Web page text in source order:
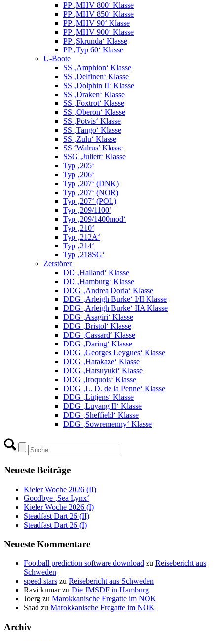
PP ‚MHV 800‘ Klasse
PP ‚MHV 850‘ Klasse
PP ‚MHV 90‘ Klasse
PP ‚MHV 900‘ Klasse
PP ‚Skrunda‘ Klasse
PP ‚Typ 60‘ Klasse
U-Boote
SS ‚Amphion‘ Klasse
SS ‚Delfinen‘ Klasse
SS ‚Dolphin II‘ Klasse
SS ‚Draken‘ Klasse
SS ‚Foxtrot‘ Klasse
SS ‚Oberon‘ Klasse
SS ‚Potvis‘ Klasse
SS ‚Tango‘ Klasse
SS ‚Zulu‘ Klasse
SS ‘Walrus’ Klasse
SSG ‚Juliett‘ Klasse
Typ ‚205‘
Typ ‚206‘
Typ ‚207‘ (DNK)
Typ ‚207‘ (NOR)
Typ ‚207‘ (POL)
Typ ‚209/1100‘
Typ ‚209/1400mod‘
Typ ‚210‘
Typ ‚212A‘
Typ ‚214‘
Typ ‚218SG‘
Zerstörer
DD ‚Halland‘ Klasse
DD ‚Hamburg‘ Klasse
DDG ‚Andrea Doria‘ Klasse
DDG ‚Arleigh Burke‘ I/II Klasse
DDG ‚Arleigh Burke‘ IIA Klasse
DDG ‚Asagiri‘ Klasse
DDG ‚Bristol‘ Klasse
DDG ‚Cassard‘ Klasse
DDG ‚Daring‘ Klasse
DDG ‚Georges Leygues‘ Klasse
DDG ‚Hatakaze‘ Klasse
DDG ‚Hatsuyuki‘ Klasse
DDG ‚Iroquois‘ Klasse
DDG ‚L. D. de la Penne‘ Klasse
DDG ‚Lütjens‘ Klasse
DDG ‚Luyang II‘ Klasse
DDG ‚Sheffield‘ Klasse
DDG ‚Sowremenny‘ Klasse
Neueste Beiträge
Kieler Woche 2026 (II)
Goodbye ‚Sea Lynx‘
Kieler Woche 2026 (I)
Steadfast Dart 26 (II)
Steadfast Dart 26 (I)
Neueste Kommentare
Football prediction software download zu Reisebericht aus
Schweden
speed stars zu Reisebericht aus Schweden
Ravi kumarzu Die JMSDF in Hamburg
Joerg zu Marokkanische Fregatte im NOK
Saad zu Marokkanische Fregatte im NOK
Archiv